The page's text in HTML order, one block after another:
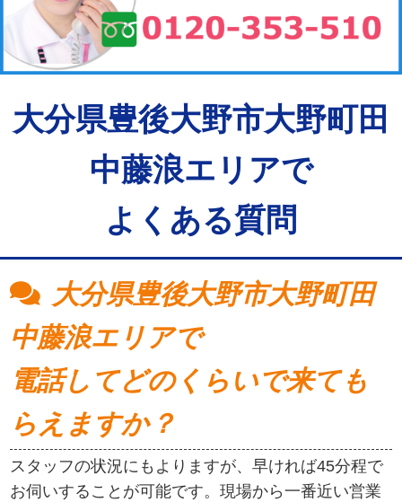
大分県豊後大野市大野町田
中藤浪エリアで
よくある質問
大分県豊後大野市大野町田
中藤浪エリアで
電話してどのくらいで来ても
らえますか？
スタッフの状況にもよりますが、早ければ45分程で
お伺いすることが可能です。現場から一番近い営業